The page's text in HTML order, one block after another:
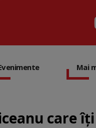
Mai
care